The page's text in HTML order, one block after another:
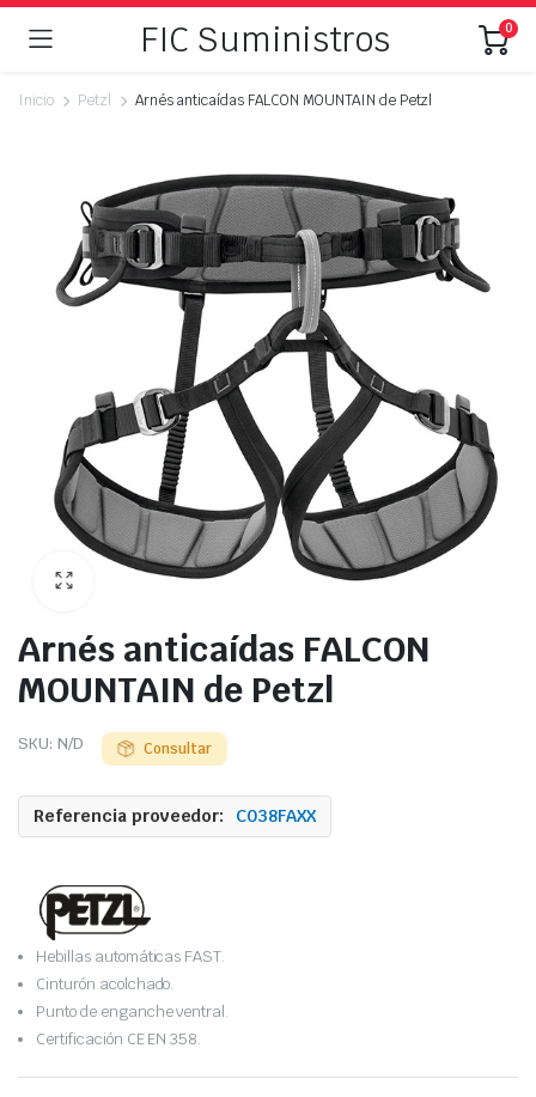
FIC Suministros 0
Inicio Petzl Arnés anticaídas FALCON MOUNTAIN de Petzl
Arnés anticaídas FALCON
MOUNTAIN de Petzl
SKU: N/D Consultar
Referencia proveedor: C038FAXX
Hebillas automáticas FAST.
Cinturón acolchado.
Punto de enganche ventral.
Certificación CE EN 358.